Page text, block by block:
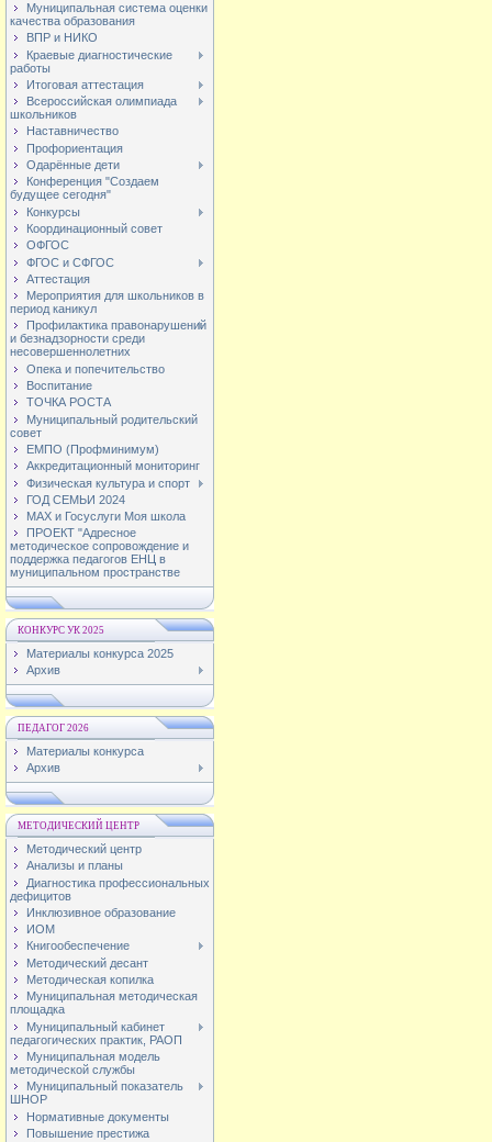
Муниципальная система оценки
качества образования
ВПР и НИКО
Краевые диагностические
работы
Итоговая аттестация
Всероссийская олимпиада
школьников
Наставничество
Профориентация
Одарённые дети
Конференция "Создаем
будущее сегодня"
Конкурсы
Координационный совет
ОФГОС
ФГОС и СФГОС
Аттестация
Мероприятия для школьников в
период каникул
Профилактика правонарушений
и безнадзорности среди
несовершеннолетних
Опека и попечительство
Воспитание
ТОЧКА РОСТА
Муниципальный родительский
совет
ЕМПО (Профминимум)
Аккредитационный мониторинг
Физическая культура и спорт
ГОД СЕМЬИ 2024
МАХ и Госуслуги Моя школа
ПРОЕКТ "Адресное
методическое сопровождение и
поддержка педагогов ЕНЦ в
муниципальном пространстве
КОНКУРС УК 2025
Материалы конкурса 2025
Архив
ПЕДАГОГ 2026
Материалы конкурса
Архив
МЕТОДИЧЕСКИЙ ЦЕНТР
Методический центр
Анализы и планы
Диагностика профессиональных
дефицитов
Инклюзивное образование
ИОМ
Книгообеспечение
Методический десант
Методическая копилка
Муниципальная методическая
площадка
Муниципальный кабинет
педагогических практик, РАОП
Муниципальная модель
методической службы
Муниципальный показатель
ШНОР
Нормативные документы
Повышение престижа